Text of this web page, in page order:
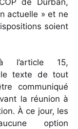
de Durban,
actuelle » et ne
soient
l’article 15,
le texte de tout
communiqué
la réunion à
À ce jour, les
option